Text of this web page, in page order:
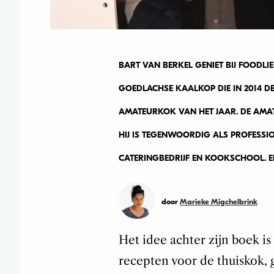
BART VAN BERKEL GENIET BIJ
GOEDLACHSE KAALKOP DIE IN 2014
AMATEURKOK VAN HET JAAR. DE
HIJ IS TEGENWOORDIG ALS
CATERINGBEDRIJF EN KOOKSCHOOL.
door Marieke Migchelbrink
Het idee achter zijn boek
recepten voor de thuiskok,